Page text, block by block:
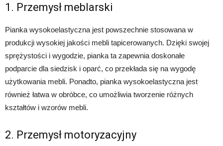
1. Przemysł meblarski
Pianka wysokoelastyczna jest powszechnie stosowana w
produkcji wysokiej jakości mebli tapicerowanych. Dzięki swojej
sprężystości i wygodzie, pianka ta zapewnia doskonałe
podparcie dla siedzisk i oparć, co przekłada się na wygodę
użytkowania mebli. Ponadto, pianka wysokoelastyczna jest
również łatwa w obróbce, co umożliwia tworzenie różnych
kształtów i wzorów mebli.
2. Przemysł motoryzacyjny